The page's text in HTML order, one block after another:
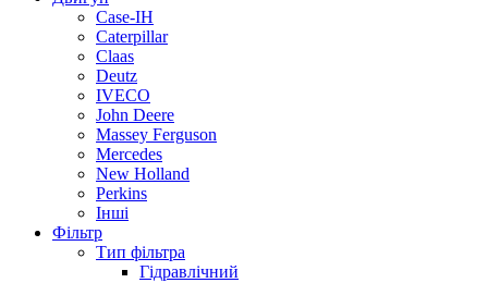
Case-IH
Caterpillar
Claas
Deutz
IVECO
John Deere
Massey Ferguson
Mercedes
New Holland
Perkins
Інші
Фільтр
Тип фільтра
Гідравлічний